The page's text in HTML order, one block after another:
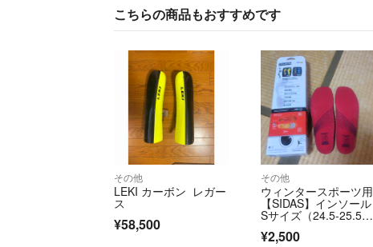
こちらの商品もおすすめです
その他
LEKI カーボン レガー
ス
¥58,500
その他
ウィンタースポーツ用
【SIDAS】インソール
Sサイズ（24.5-25.5c
¥2,500